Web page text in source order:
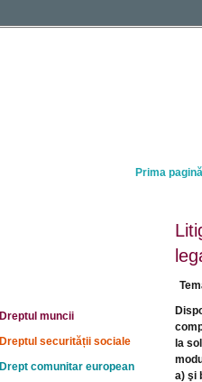
Prima pagină
la
a) şi
Dreptul muncii
Dreptul securității sociale
Drept comunitar european